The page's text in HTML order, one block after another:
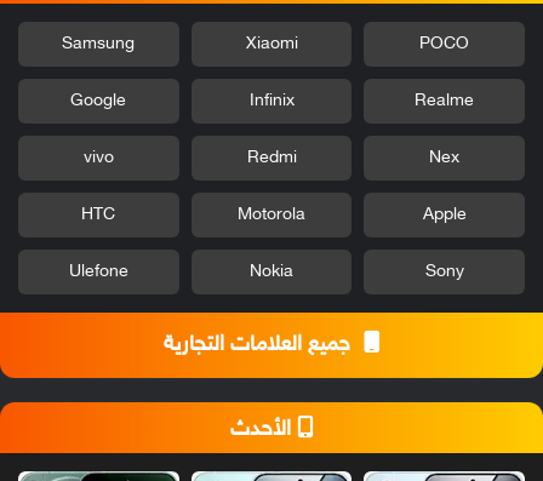
POCO
Xiaomi
Samsung
Realme
Infinix
Google
Nex
Redmi
vivo
Apple
Motorola
HTC
Sony
Nokia
Ulefone
جميع العلامات التجارية
الأحدث